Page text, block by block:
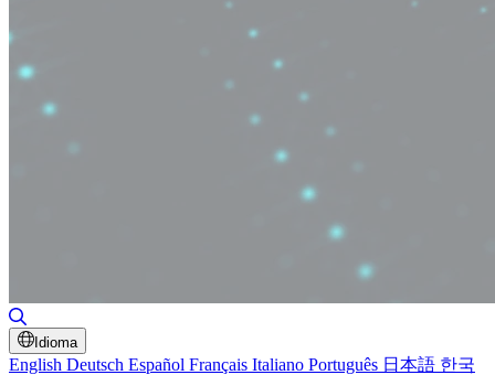
Idioma
English Deutsch Español Français Italiano Português 日本語 한국